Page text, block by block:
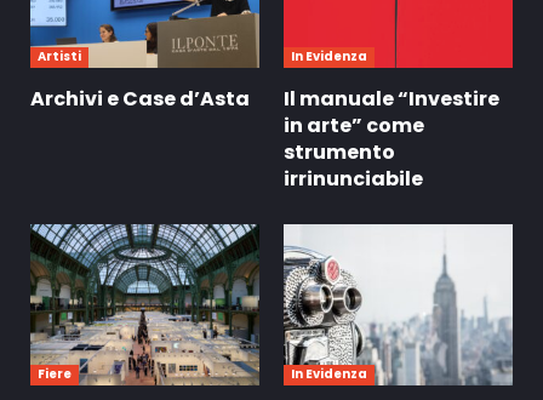
Artisti
Archivi e Case d’Asta
In Evidenza
Il manuale “Investire
in arte” come
strumento
irrinunciabile
Fiere In Evidenza